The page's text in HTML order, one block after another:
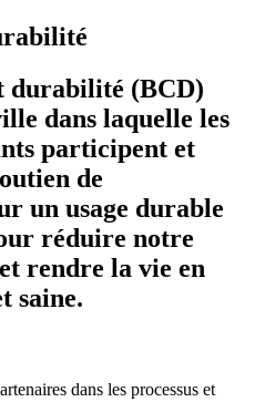
durabilité (BCD)
dans laquelle les
participent et
de
un usage durable
réduire notre
rendre la vie en
saine.
dans les processus et